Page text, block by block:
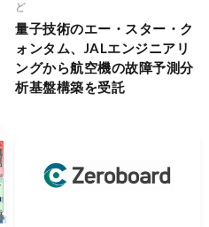
ど
量子技術のエー・スター・ク
ォンタム、JALエンジニアリ
ングから航空機の故障予測分
析基盤構築を受託